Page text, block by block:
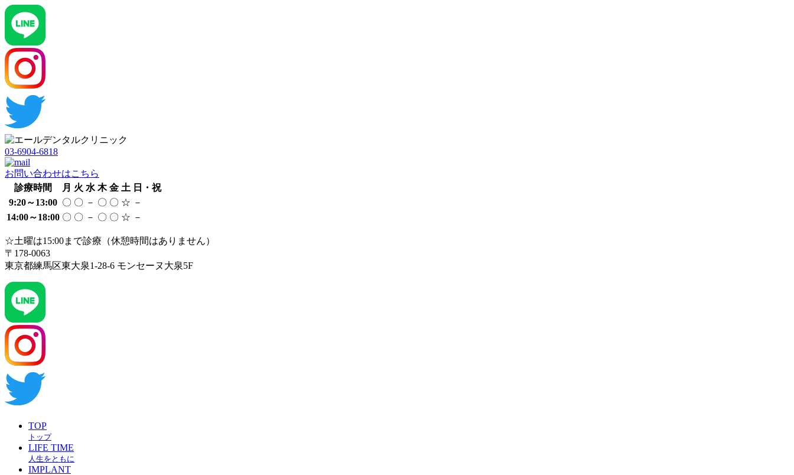
03-6904-6818
お問い合わせはこちら
診療時間
月 火 水 木 金 土 日・祝
9:20～13:00 〇 〇 － 〇 〇 ☆ －
14:00～18:00 〇 〇 － 〇 〇 ☆ －
☆土曜は15:00まで診療（休憩時間はありません）
〒178-0063
東京都練馬区東大泉1-28-6 モンセーヌ大泉5F
TOP
トップ
LIFE TIME
人生をともに
IMPLANT